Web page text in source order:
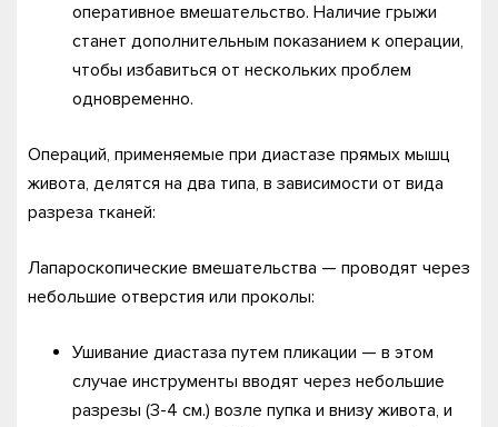
оперативное вмешательство. Наличие грыжи
станет дополнительным показанием к операции,
чтобы избавиться от нескольких проблем
одновременно.
Операций, применяемые при диастазе прямых мышц
живота, делятся на два типа, в зависимости от вида
разреза тканей:
Лапароскопические вмешательства — проводят через
небольшие отверстия или проколы:
Ушивание диастаза путем пликации — в этом
случае инструменты вводят через небольшие
разрезы (3-4 см.) возле пупка и внизу живота, и